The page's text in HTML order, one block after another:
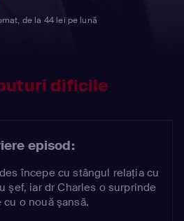
de la 44 lei pe lună
dificile
episod:
începe cu stângul relaţia cu
şef, iar dr Charles o surprinde
cu o nouă şansă.